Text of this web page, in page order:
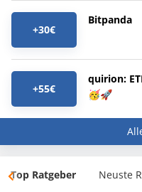
+30€
Bitpanda
+55€
quirion:
🥳🚀
Top Ratgeber Neuste